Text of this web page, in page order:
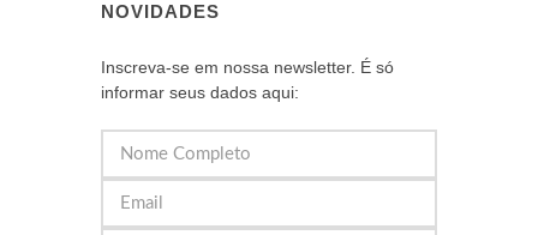
NOVIDADES
Inscreva-se em nossa newsletter. É só
informar seus dados aqui: